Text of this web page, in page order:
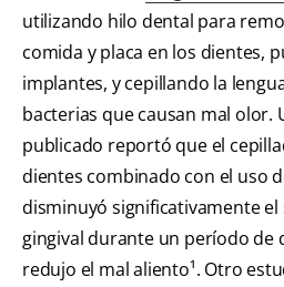
utilizando hilo dental para
comida y placa en los dientes,
implantes, y cepillando la
bacterias que causan mal olor.
publicado reportó que el
dientes combinado con el uso
disminuyó significativamente
gingival durante un período de
redujo el mal aliento¹. Otro